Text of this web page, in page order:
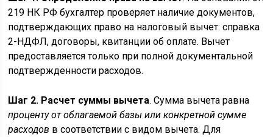
219 НК РФ бухгалтер проверяет наличие документов,
подтверждающих право на налоговый вычет: справка
2-НДФЛ, договоры, квитанции об оплате. Вычет
предоставляется только при полной документальной
подтвержденности расходов.
Шаг 2. Расчет суммы вычета. Сумма вычета равна
проценту от облагаемой базы или конкретной сумме
расходов в соответствии с видом вычета. Для